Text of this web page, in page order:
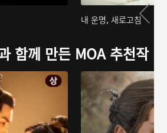
내 운명, 새로고침
함께 만든 MOA 추천작